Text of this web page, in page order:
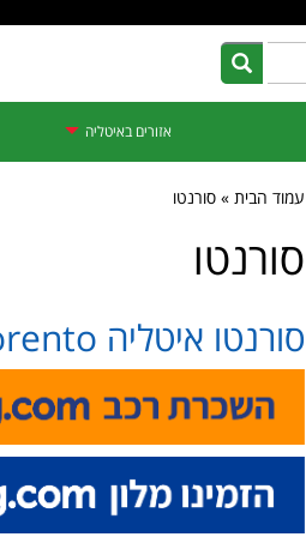
אזורים באיטליה
עמוד הבית » סורנטו
סורנטו
סורנטו איטליה Sorento